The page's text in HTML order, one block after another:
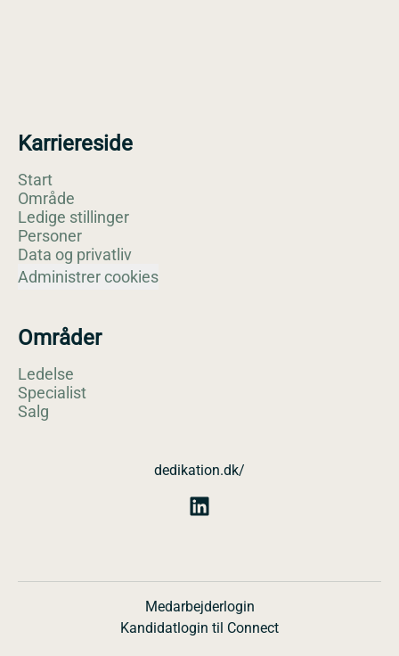
Karriereside
Start
Område
Ledige stillinger
Personer
Data og privatliv
Administrer cookies
Områder
Ledelse
Specialist
Salg
dedikation.dk/
Medarbejderlogin
Kandidatlogin til Connect